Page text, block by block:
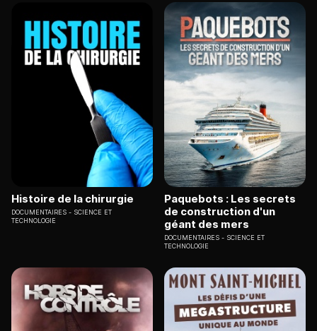
Histoire de la chirurgie
DOCUMENTAIRES
SCIENCE ET
TECHNOLOGIE
Paquebots : Les secrets
de construction d'un
géant des mers
DOCUMENTAIRES
SCIENCE ET
TECHNOLOGIE